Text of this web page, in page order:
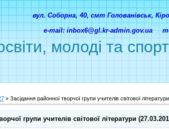
молоді та
вул. Соборна, 40, смт Голованівськ,
e-mail: inbox6@gl.kr-admin.gov.ua
» Засідання районної творчої групи учителів світової
групи учителів світової літератури